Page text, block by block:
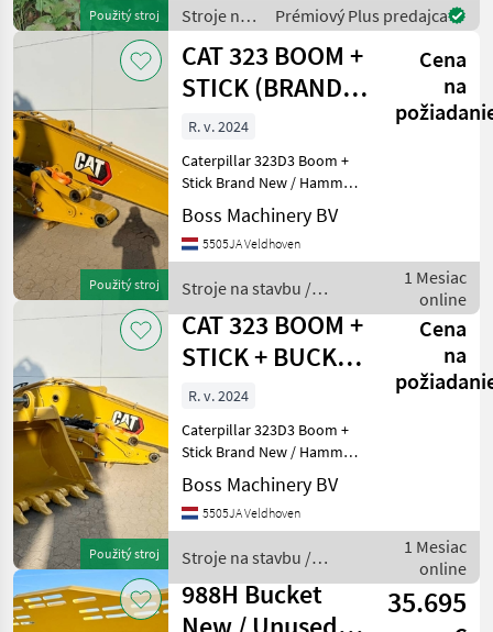
MARKETPLACE
Marketplace
Ponuky
predajcov
Drobné
inzeráty
Použitý stroj
Stroje na
stavbu /
CAT
Prémiový Plus predajca
Použitý stroj
CAT 323 BOOM +
STICK (BRAND
NEW / Hammer
Lines)
Cena
na
R. v. 2024
Caterpillar 323D3 Boom +
Stick Brand New / Hammer
Lines Year: 2024 Reference
number: 323D3 Type 323D3
Boom + Stick Location
Available at Bos
Boss Machinery BV
5505JA Veldhoven
Stroje na stavbu /
CAT
1 Mesiac
online
Použitý stroj
CAT 323 BOOM +
STICK + BUCKET
(BRAND NEW)
Cena
na
R. v. 2024
Caterpillar 323D3 Boom +
Stick Brand New / Hammer
Lines Year: 2024 Reference
number: 323D3 Type 323D3
Boom + Stick + Bucket
Netherlands Availab
Boss Machinery BV
5505JA Veldhoven
Stroje na stavbu /
CAT
1 Mesiac
online
988H Bucket
35.695